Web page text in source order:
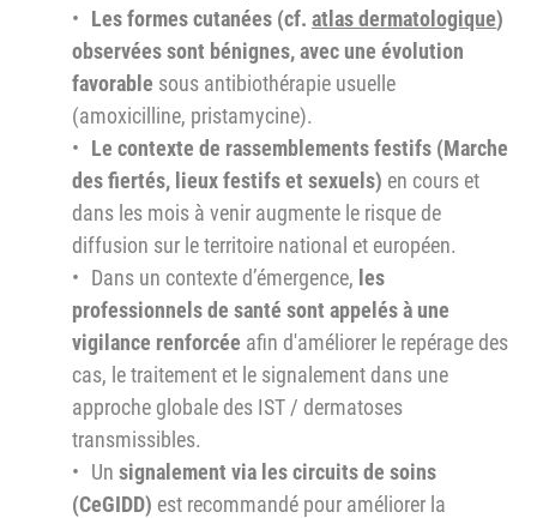
Les formes cutanées (cf. atlas dermatologique)
observées sont bénignes, avec une évolution
favorable sous antibiothérapie usuelle
(amoxicilline, pristamycine).
Le contexte de rassemblements festifs (Marche
des fiertés, lieux festifs et sexuels) en cours et
dans les mois à venir augmente le risque de
diffusion sur le territoire national et européen.
Dans un contexte d’émergence, les
professionnels de santé sont appelés à une
vigilance renforcée afin d'améliorer le repérage des
cas, le traitement et le signalement dans une
approche globale des IST / dermatoses
transmissibles.
Un signalement via les circuits de soins
(CeGIDD) est recommandé pour améliorer la